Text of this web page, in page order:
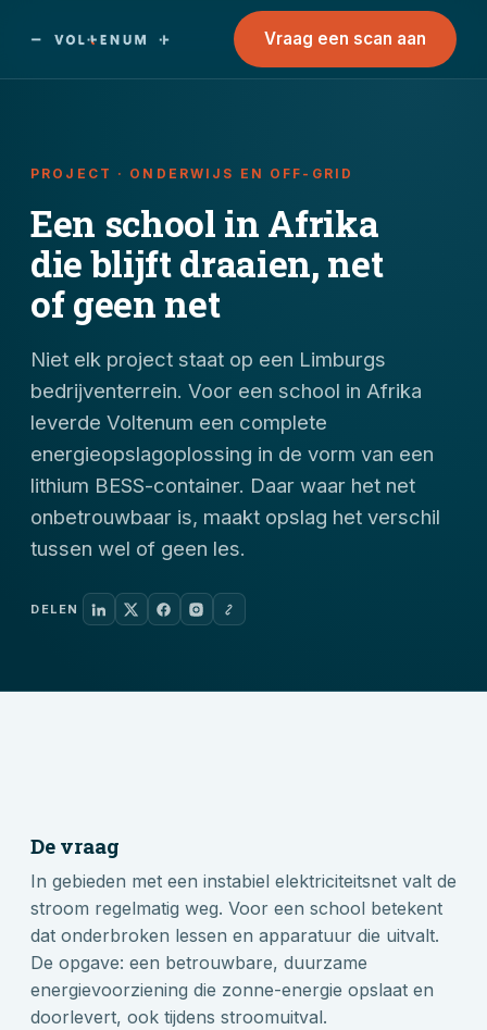
Vraag een scan aan
PROJECT · ONDERWIJS EN OFF-GRID
Een school in Afrika
die blijft draaien, net
of geen net
Niet elk project staat op een Limburgs
bedrijventerrein. Voor een school in Afrika
leverde Voltenum een complete
energieopslagoplossing in de vorm van een
lithium BESS-container. Daar waar het net
onbetrouwbaar is, maakt opslag het verschil
tussen wel of geen les.
DELEN
De vraag
In gebieden met een instabiel elektriciteitsnet valt de
stroom regelmatig weg. Voor een school betekent
dat onderbroken lessen en apparatuur die uitvalt.
De opgave: een betrouwbare, duurzame
energievoorziening die zonne-energie opslaat en
doorlevert, ook tijdens stroomuitval.